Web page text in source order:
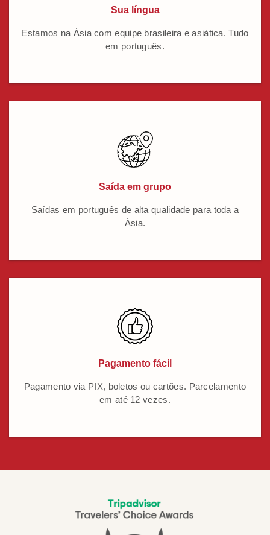
Sua língua
Estamos na Ásia com equipe brasileira e asiática. Tudo
em português.
Saída em grupo
Saídas em português de alta qualidade para toda a
Ásia.
Pagamento fácil
Pagamento via PIX, boletos ou cartões. Parcelamento
em até 12 vezes.